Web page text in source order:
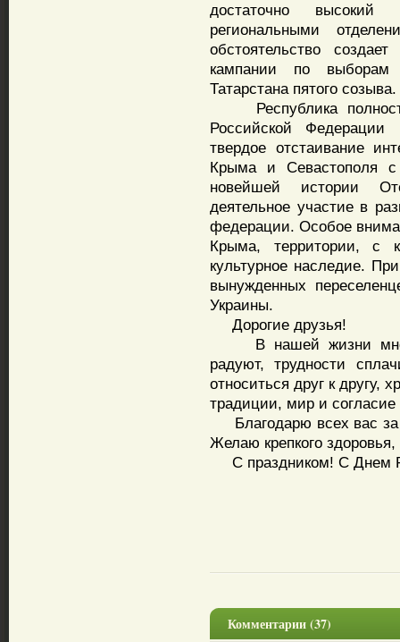
достаточно высокий
региональными
обстоятельство
кампании по выборам
Татарстана пятого созыва.
Республика
Российской Федерации
твердое отстаивание
Крыма и Севастополя
новейшей истории
деятельное участие в
федерации. Особое
Крыма, территории, с
культурное наследие.
вынужденных
Украины.
Дорогие друзья!
В нашей жизни
радуют, трудности
относиться друг к другу,
традиции, мир и
Благодарю всех вас за
Желаю крепкого
С праздником! С Днем
Комментарии (37)